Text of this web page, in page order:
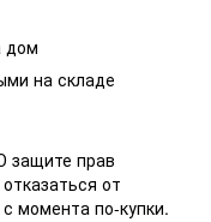
дом
на складе
защите прав
от
момента по-купки.